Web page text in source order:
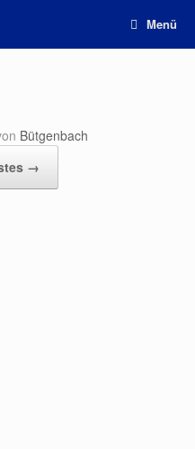
Menü
Bütgenbach
→